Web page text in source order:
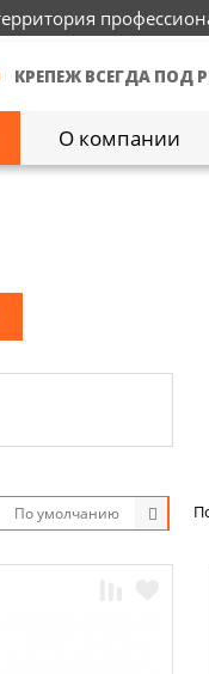
КРЕПЕЖ ВСЕГДА ПОД
О компании
По умолчанию